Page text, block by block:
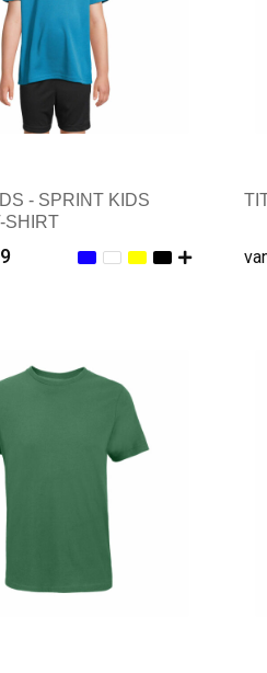
- SPRINT KIDS
SHIRT
afname: 1